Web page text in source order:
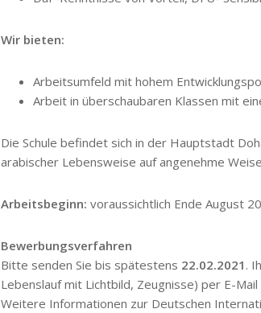
Wir bieten:
Arbeitsumfeld mit hohem
Arbeit in überschaubaren Klassen mit
Die Schule befindet sich in der Hauptstadt
arabischer Lebensweise auf angenehme
Arbeitsbeginn: voraussichtlich Ende August
Bewerbungsverfahren
Bitte senden Sie bis spätestens 22.02.2021 .
Lebenslauf mit Lichtbild, Zeugnisse) per E-Mail
Weitere Informationen zur Deutschen